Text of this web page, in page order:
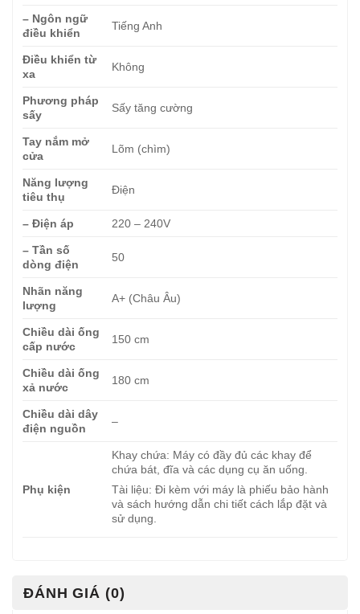
– Ngôn ngữ
điều khiển
Tiếng Anh
Điều khiển từ
xa
Không
Phương pháp
sấy
Sấy tăng cường
Tay nắm mở
cửa
Lõm (chìm)
Năng lượng
tiêu thụ
Điện
– Điện áp 220 – 240V
– Tần số
dòng điện
50
Nhãn năng
lượng
A+ (Châu Âu)
Chiều dài ống
cấp nước
150 cm
Chiều dài ống
xả nước
180 cm
Chiều dài dây
điện nguồn
–
Phụ kiện
Khay chứa: Máy có đầy đủ các khay để
chứa bát, đĩa và các dụng cụ ăn uống.
Tài liệu: Đi kèm với máy là phiếu bảo hành
và sách hướng dẫn chi tiết cách lắp đặt và
sử dụng.
ĐÁNH GIÁ (0)